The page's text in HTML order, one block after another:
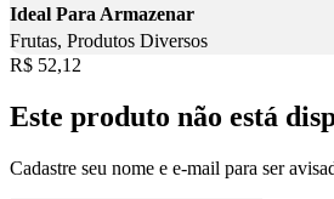
Ideal Para Armazenar
Frutas, Produtos Diversos
Price:
R$ 52,12
Este produto não está
Cadastre seu nome e e-mail para ser